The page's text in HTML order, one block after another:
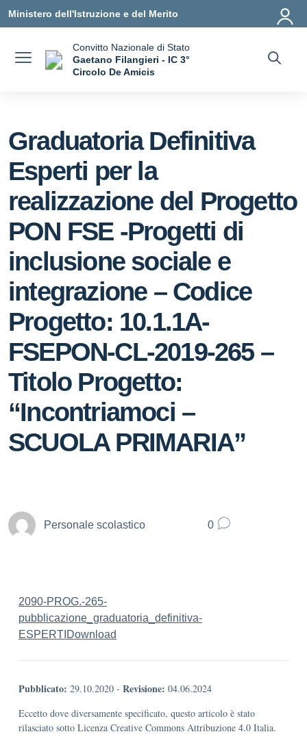
Ministero dell'Istruzione e del Merito
Convitto Nazionale di Stato
Gaetano Filangieri - IC 3°
Circolo De Amicis
Graduatoria Definitiva
Esperti per la
realizzazione del Progetto
PON FSE -Progetti di
inclusione sociale e
integrazione – Codice
Progetto: 10.1.1A-
FSEPON-CL-2019-265 –
Titolo Progetto:
“Incontriamoci –
SCUOLA PRIMARIA”
Personale scolastico 0
2090-PROG.-265-
pubblicazione_graduatoria_definitiva-
ESPERTI Download
Pubblicato: 29.10.2020 - Revisione: 04.06.2024
Eccetto dove diversamente specificato, questo articolo è stato
rilasciato sotto Licenza Creative Commons Attribuzione 4.0 Italia.